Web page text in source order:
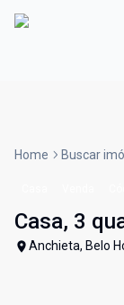
Home Buscar
Casa, 3
Anchieta, Belo